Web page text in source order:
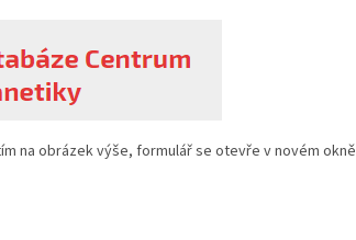
na obrázek výše, formulář se otevře v novém okně